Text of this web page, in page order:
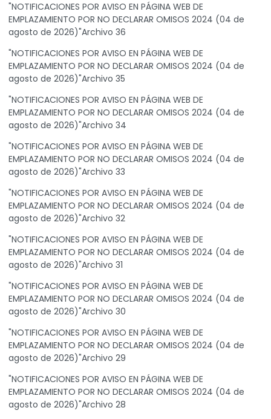
"NOTIFICACIONES POR AVISO EN PÁGINA WEB DE
EMPLAZAMIENTO POR NO DECLARAR OMISOS 2024 (04 de
agosto de 2026)"Archivo 36
"NOTIFICACIONES POR AVISO EN PÁGINA WEB DE
EMPLAZAMIENTO POR NO DECLARAR OMISOS 2024 (04 de
agosto de 2026)"Archivo 35
"NOTIFICACIONES POR AVISO EN PÁGINA WEB DE
EMPLAZAMIENTO POR NO DECLARAR OMISOS 2024 (04 de
agosto de 2026)"Archivo 34
"NOTIFICACIONES POR AVISO EN PÁGINA WEB DE
EMPLAZAMIENTO POR NO DECLARAR OMISOS 2024 (04 de
agosto de 2026)"Archivo 33
"NOTIFICACIONES POR AVISO EN PÁGINA WEB DE
EMPLAZAMIENTO POR NO DECLARAR OMISOS 2024 (04 de
agosto de 2026)"Archivo 32
"NOTIFICACIONES POR AVISO EN PÁGINA WEB DE
EMPLAZAMIENTO POR NO DECLARAR OMISOS 2024 (04 de
agosto de 2026)"Archivo 31
"NOTIFICACIONES POR AVISO EN PÁGINA WEB DE
EMPLAZAMIENTO POR NO DECLARAR OMISOS 2024 (04 de
agosto de 2026)"Archivo 30
"NOTIFICACIONES POR AVISO EN PÁGINA WEB DE
EMPLAZAMIENTO POR NO DECLARAR OMISOS 2024 (04 de
agosto de 2026)"Archivo 29
"NOTIFICACIONES POR AVISO EN PÁGINA WEB DE
EMPLAZAMIENTO POR NO DECLARAR OMISOS 2024 (04 de
agosto de 2026)"Archivo 28